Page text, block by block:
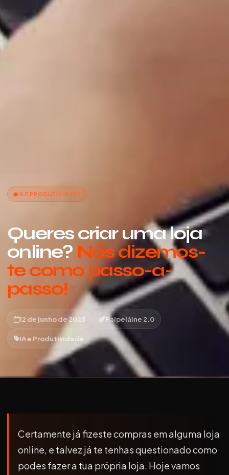
IA E PRODUTIVIDADE
Queres criar uma loja
online? Nós dizemos-
te como passo-a-
passo!
12 de junho de 2023 Paipeláine 2.0
IA e Produtividade
Certamente já fizeste compras em alguma loja
online, e talvez já te tenhas questionado como
podes fazer a tua própria loja. Hoje vamos